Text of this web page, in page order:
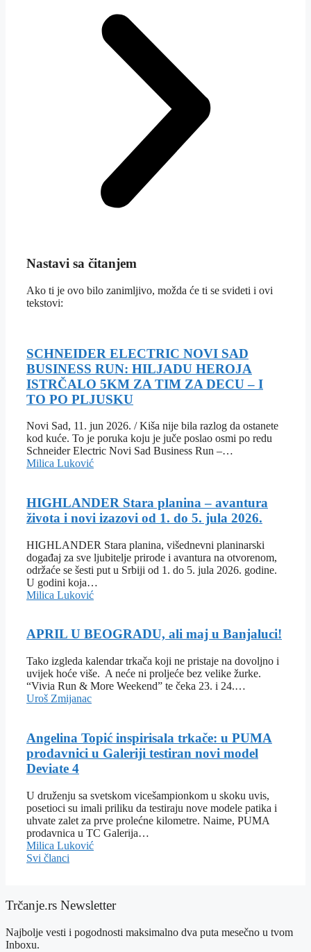
Nastavi sa čitanjem
Ako ti je ovo bilo zanimljivo, možda će ti se svideti i ovi
tekstovi:
SCHNEIDER ELECTRIC NOVI SAD
BUSINESS RUN: HILJADU HEROJA
ISTRČALO 5KM ZA TIM ZA DECU – I
TO PO PLJUSKU
Novi Sad, 11. jun 2026. / Kiša nije bila razlog da ostanete
kod kuće. To je poruka koju je juče poslao osmi po redu
Schneider Electric Novi Sad Business Run –…
Milica Luković
HIGHLANDER Stara planina – avantura
života i novi izazovi od 1. do 5. jula 2026.
HIGHLANDER Stara planina, višednevni planinarski
događaj za sve ljubitelje prirode i avantura na otvorenom,
održaće se šesti put u Srbiji od 1. do 5. jula 2026. godine.
U godini koja…
Milica Luković
APRIL U BEOGRADU, ali maj u Banjaluci!
Tako izgleda kalendar trkača koji ne pristaje na dovoljno i
uvijek hoće više. A neće ni proljeće bez velike žurke.
“Vivia Run & More Weekend” te čeka 23. i 24.…
Uroš Zmijanac
Angelina Topić inspirisala trkače: u PUMA
prodavnici u Galeriji testiran novi model
Deviate 4
U druženju sa svetskom vicešampionkom u skoku uvis,
posetioci su imali priliku da testiraju nove modele patika i
uhvate zalet za prve prolećne kilometre. Naime, PUMA
prodavnica u TC Galerija…
Milica Luković
Svi članci
Trčanje.rs Newsletter
Najbolje vesti i pogodnosti maksimalno dva puta mesečno u tvom
Inboxu.